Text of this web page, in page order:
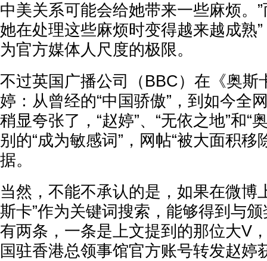
中美关系可能会给她带来一些麻烦。
她在处理这些麻烦时变得越来越成熟
为官方媒体人尺度的极限。
不过英国广播公司（BBC）在《奥斯
婷：从曾经的“中国骄傲”，到如今全
稍显夸张了，“赵婷”、“无依之地”和“
别的“成为敏感词”，网帖“被大面积移
据。
当然，不能不承认的是，如果在微博
斯卡”作为关键词搜索，能够得到与
有两条，一条是上文提到的那位大V
国驻香港总领事馆官方账号转发赵婷